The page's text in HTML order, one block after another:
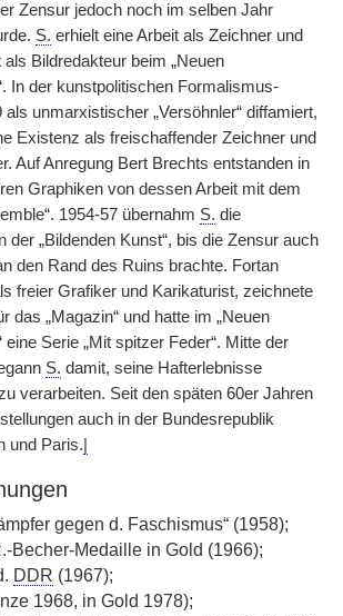
Zensur jedoch noch im selben Jahr
S. erhielt eine Arbeit als Zeichner und
Bildredakteur beim „Neuen
In der kunstpolitischen Formalismus-
als unmarxistischer „Versöhnler“ diffamiert,
Existenz als freischaffender Zeichner und
Auf Anregung Bert Brechts entstanden in
Graphiken von dessen Arbeit mit dem
1954-57 übernahm S. die
der „Bildenden Kunst“, bis die Zensur auch
den Rand des Ruins brachte. Fortan
freier Grafiker und Karikaturist, zeichnete
das „Magazin“ und hatte im „Neuen
eine Serie „Mit spitzer Feder“. Mitte der
S. damit, seine Hafterlebnisse
verarbeiten. Seit den späten 60er Jahren
auch in der Bundesrepublik
und Paris.
gegen d. Faschismus“ (1958);
Becher-Medaille in Gold (1966);
DDR (1967);
1968, in Gold 1978);